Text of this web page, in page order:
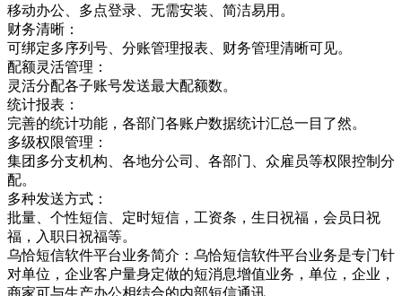
移动办公、多点登录、无需安装、简洁易用。
财务清晰：
可绑定多序列号、分账管理报表、财务管理清晰可见。
配额灵活管理：
灵活分配各子账号发送最大配额数。
统计报表：
完善的统计功能，各部门各账户数据统计汇总一目了然。
多级权限管理：
集团多分支机构、各地分公司、各部门、众雇员等权限控制分
配。
多种发送方式：
批量、个性短信、定时短信，工资条，生日祝福，会员日祝
福，入职日祝福等。
乌恰短信软件平台业务简介：乌恰短信软件平台业务是专门针
对单位，企业客户量身定做的短消息增值业务，单位，企业，
商家可与生产办公相结合的内部短信通讯，